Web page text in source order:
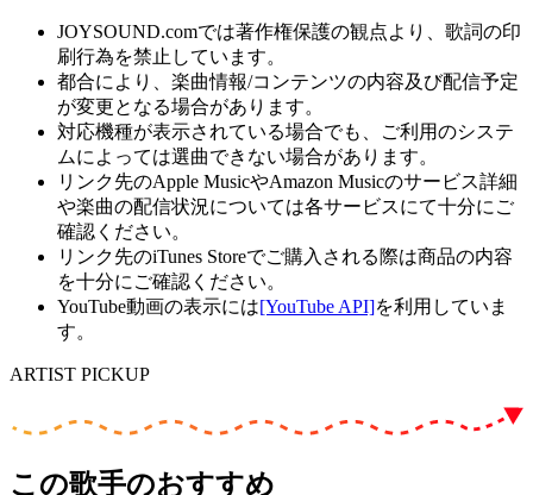
JOYSOUND.comでは著作権保護の観点より、歌詞の印
刷行為を禁止しています。
都合により、楽曲情報/コンテンツの内容及び配信予定
が変更となる場合があります。
対応機種が表示されている場合でも、ご利用のシステ
ムによっては選曲できない場合があります。
リンク先のApple MusicやAmazon Musicのサービス詳細
や楽曲の配信状況については各サービスにて十分にご
確認ください。
リンク先のiTunes Storeでご購入される際は商品の内容
を十分にご確認ください。
YouTube動画の表示には[YouTube API]を利用していま
す。
ARTIST PICKUP
この歌手のおすすめ